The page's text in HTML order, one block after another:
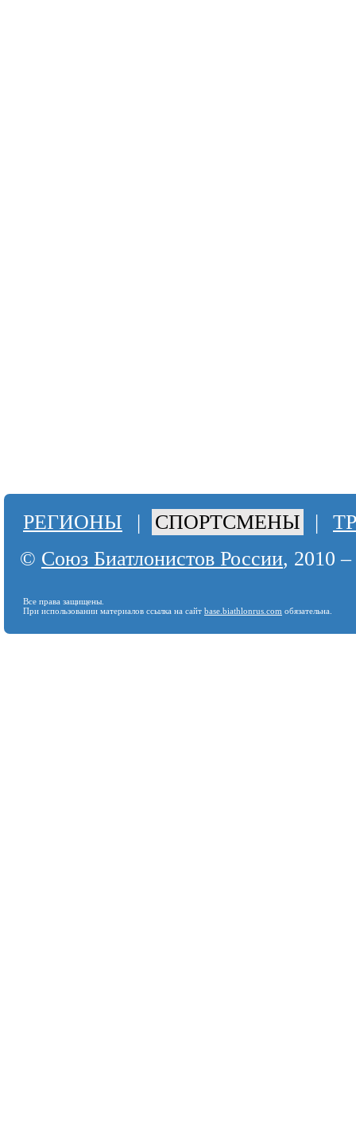
РЕГИОНЫ | СПОРТСМЕНЫ |
© Союз Биатлонистов России, 2010
Все права защищены.
При использовании материалов ссылка на сайт base.biathlonrus.com обязательна.